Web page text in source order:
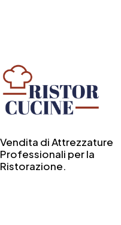
Vendita di Attrezzature
Professionali per la
Ristorazione.